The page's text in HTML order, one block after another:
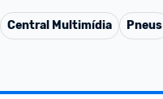
Central Multimídia Pneus